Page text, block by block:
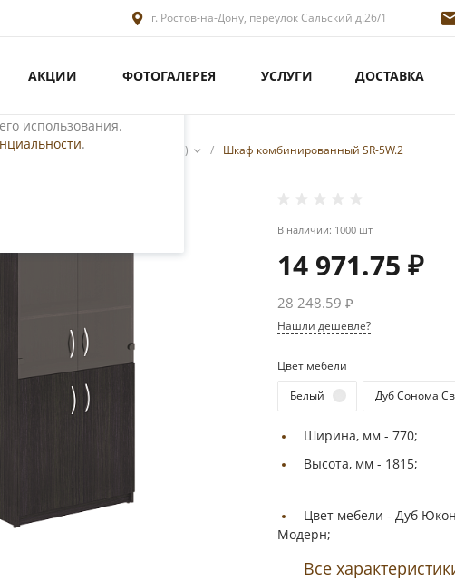
и
использования.
.
г. Ростов-на-Дону, переулок Сальский д.26/1
АКЦИИ ФОТОГАЛЕРЕЯ УСЛУГИ ДОСТАВКА
/ Серия Simple(эконом) / Шкаф комбинированный SR-5W.2
В наличии: 1000 шт
14 971.75 ₽
28 248.59 ₽
Нашли дешевле?
Цвет мебели
Белый
Дуб Сонома
Ширина, мм - 770;
Высота, мм - 1815;
Цвет мебели - Дуб Юкон
Модерн;
Все